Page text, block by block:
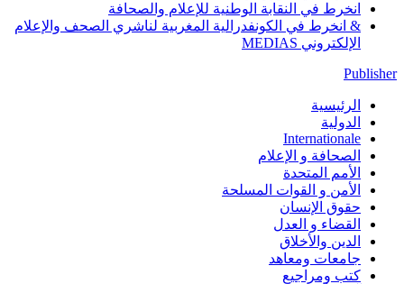
انخرط في النقابة الوطنية للإعلام والصحافة
& انخرط في الكونفدرالية المغربية لناشري الصحف والإعلام
الإلكتروني MEDIAS
Publisher
الرئيسية
الدولية
Internationale
الصحافة و الإعلام
الأمم المتحدة
الأمن و القوات المسلحة
حقوق الإنسان
القضاء و العدل
الدين والأخلاق
جامعات ومعاهد
كتب ومراجيع